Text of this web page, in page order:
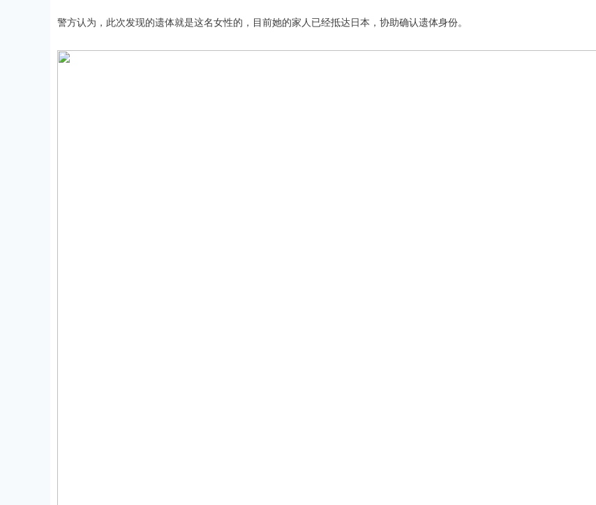
警方认为，此次发现的遗体就是这名女性的，目前她的家人已经抵达日本，协助确认遗体身份。